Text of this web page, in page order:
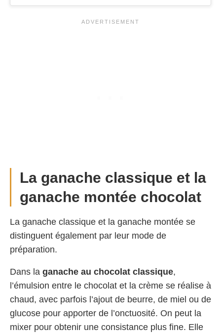
La ganache classique et la
ganache montée chocolat
La ganache classique et la ganache montée se
distinguent également par leur mode de
préparation.
Dans la ganache au chocolat classique,
l’émulsion entre le chocolat et la crème se réalise à
chaud, avec parfois l’ajout de beurre, de miel ou de
glucose pour apporter de l’onctuosité. On peut la
mixer pour obtenir une consistance plus fine. Elle